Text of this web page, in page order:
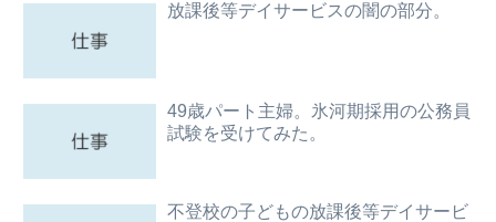
放課後等デイサービスの闇の部分。
49歳パート主婦。氷河期採用の公務員
試験を受けてみた。
不登校の子どもの放課後等デイサービ